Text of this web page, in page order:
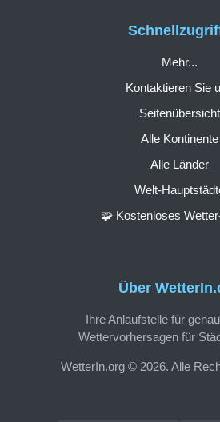
Über
Ihre Anlaufstelle für
Wettervorhersagen für
WetterIn.org © 2026. Alle
Mehr...
Kontaktieren Sie
Seitenübersicht
Alle Kontinente
Alle Länder
Welt-
🧩 Kostenloses